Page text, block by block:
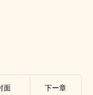
面 下ー章